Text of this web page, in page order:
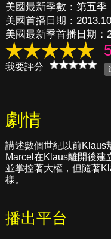
美國最新季數：第五季
美國首播日期：
美國最新季首播日期：
我要評分
劇情
講述數個世紀以前Klaus
Marcel在Klaus離開後建
並掌控著大權，但隨著
樣。
播出平台